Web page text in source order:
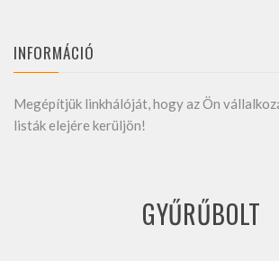
INFORMÁCIÓ
Megépítjük linkhálóját, hogy az Ön
listák elejére kerüljön!
GYŰRŰBOLT